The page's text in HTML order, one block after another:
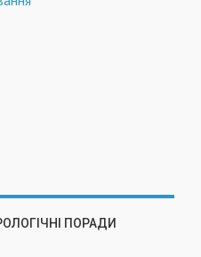
ПОРАДИ